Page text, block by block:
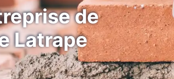
de
Latrape